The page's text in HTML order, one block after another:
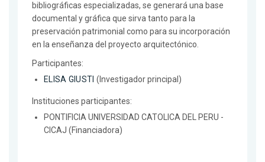
bibliográficas especializadas, se generará una base
documental y gráfica que sirva tanto para la
preservación patrimonial como para su incorporación
en la enseñanza del proyecto arquitectónico.
Participantes:
ELISA GIUSTI (Investigador principal)
Instituciones participantes:
PONTIFICIA UNIVERSIDAD CATOLICA DEL PERU -
CICAJ (Financiadora)